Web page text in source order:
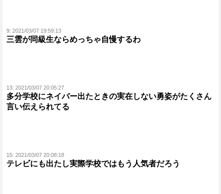
9: 2021/03/07 19:59:13
三雲が同級生ならめっちゃ自慢するわ
13: 2021/03/07 20:05:27
多分学校にネイバー出たときの実在しない勇姿がたくさん
言い伝えられてる
15: 2021/03/07 20:08:18
テレビにも出たし実際学校ではもう人気者だろう